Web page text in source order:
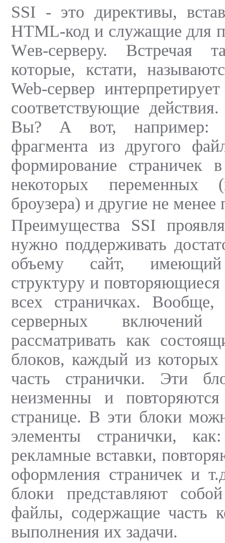
SSI - это директивы,
HTML-код и служащие для
Wев-серверу. Встречая
которые, кстати,
Web-сервер
соответствующие
Вы? А вот, например:
фрагмента из другого
формирование страничек
некоторых переменных
броузера) и другие не
Преимущества SSI
нужно поддерживать
объему сайт, имеющий
структуру и
всех страничках.
серверных
рассматривать как
блоков, каждый из которых
часть странички. Эти
неизменны и
странице. В эти блоки
элементы странички,
рекламные вставки,
оформления страничек и
блоки представляют
файлы, содержащие часть
выполнения их задачи.